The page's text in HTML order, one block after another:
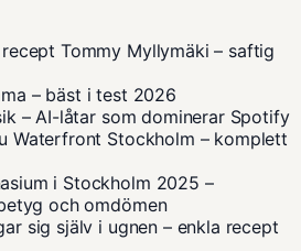
Tommy Myllymäki – saftig
– bäst i test 2026
– AI-låtar som dominerar Spotify
Waterfront Stockholm – komplett
i Stockholm 2025 –
och omdömen
sig själv i ugnen – enkla recept